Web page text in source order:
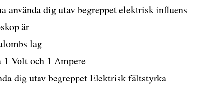
använda dig utav begreppet elektrisk influens
är
lag
1 Volt och 1 Ampere
dig utav begreppet Elektrisk fältstyrka
Laddningar och elektriska fält”